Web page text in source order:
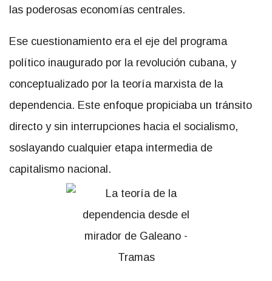
las poderosas economías centrales.
Ese cuestionamiento era el eje del programa
político inaugurado por la revolución cubana, y
conceptualizado por la teoría marxista de la
dependencia. Este enfoque propiciaba un tránsito
directo y sin interrupciones hacia el socialismo,
soslayando cualquier etapa intermedia de
capitalismo nacional.